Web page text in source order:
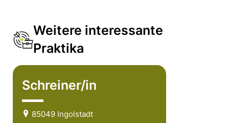
Weitere interessante
Praktika
Schreiner/in
85049 Ingolstadt